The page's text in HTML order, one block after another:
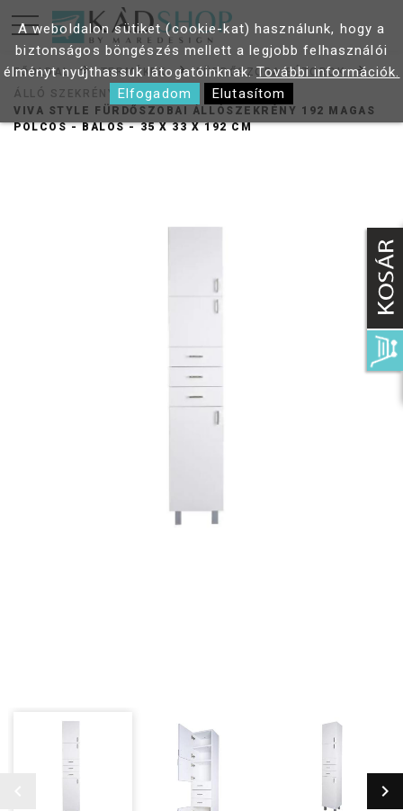
FŐOLDAL TERMÉKEK
FÜRDŐSZOBA BÚTOROK
ÁLLÓ SZEKRÉNY
VIVA STYLE FÜRDŐSZOBAI ÁLLÓSZEKRÉNY 192 MAGAS
POLCOS - BALOS - 35 X 33 X 192 CM
A weboldalon sütiket (cookie-kat) használunk, hogy a
biztonságos böngészés mellett a legjobb felhasználói
élményt nyújthassuk látogatóinknak.További információk.
Elfogadom
Elutasítom